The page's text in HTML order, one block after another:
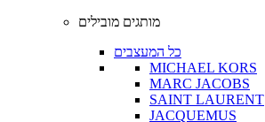
מותגים מובילים
כל המעצבים
MICHAEL KORS
MARC JACOBS
SAINT LAURENT
JACQUEMUS